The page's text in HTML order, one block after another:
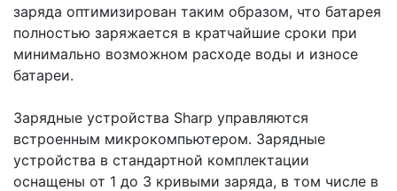
заряда оптимизирован таким образом, что батарея
полностью заряжается в кратчайшие сроки при
минимально возможном расходе воды и износе
батареи.
Зарядные устройства Sharp управляются
встроенным микрокомпьютером. Зарядные
устройства в стандартной комплектации
оснащены от 1 до 3 кривыми заряда, в том числе в